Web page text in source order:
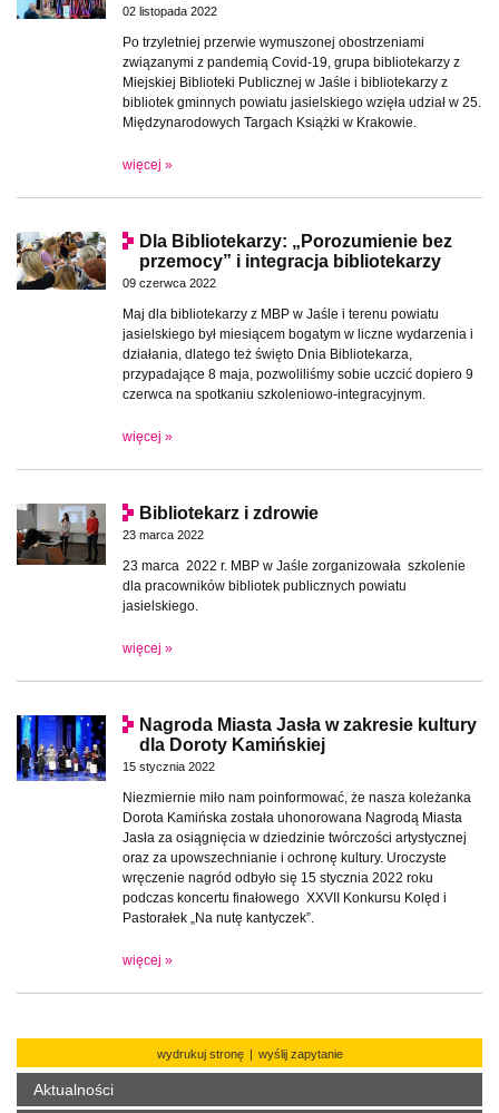
02 listopada 2022
Po trzyletniej przerwie wymuszonej obostrzeniami
związanymi z pandemią Covid-19, grupa bibliotekarzy z
Miejskiej Biblioteki Publicznej w Jaśle i bibliotekarzy z
bibliotek gminnych powiatu jasielskiego wzięła udział w 25.
Międzynarodowych Targach Książki w Krakowie.
więcej »
Dla Bibliotekarzy: „Porozumienie bez
przemocy” i integracja bibliotekarzy
09 czerwca 2022
Maj dla bibliotekarzy z MBP w Jaśle i terenu powiatu
jasielskiego był miesiącem bogatym w liczne wydarzenia i
działania, dlatego też święto Dnia Bibliotekarza,
przypadające 8 maja, pozwoliliśmy sobie uczcić dopiero 9
czerwca na spotkaniu szkoleniowo-integracyjnym.
więcej »
Bibliotekarz i zdrowie
23 marca 2022
23 marca 2022 r. MBP w Jaśle zorganizowała szkolenie
dla pracowników bibliotek publicznych powiatu
jasielskiego.
więcej »
Nagroda Miasta Jasła w zakresie kultury
dla Doroty Kamińskiej
15 stycznia 2022
Niezmiernie miło nam poinformować, że nasza koleżanka
Dorota Kamińska została uhonorowana Nagrodą Miasta
Jasła za osiągnięcia w dziedzinie twórczości artystycznej
oraz za upowszechnianie i ochronę kultury. Uroczyste
wręczenie nagród odbyło się 15 stycznia 2022 roku
podczas koncertu finałowego XXVII Konkursu Kolęd i
Pastorałek „Na nutę kantyczek”.
więcej »
wydrukuj stronę | wyślij zapytanie
Aktualności